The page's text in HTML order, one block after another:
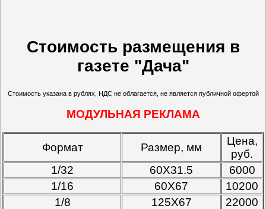
Стоимость размещения в
газете "Дача"
Стоимость указана в рублях, НДС не облагается, не является публичной офертой
МОДУЛЬНАЯ РЕКЛАМА
Формат Размер, мм
Цена,
руб.
1/32
60Х31.5
6000
1/16
60Х67
10200
1/8
125Х67
22000